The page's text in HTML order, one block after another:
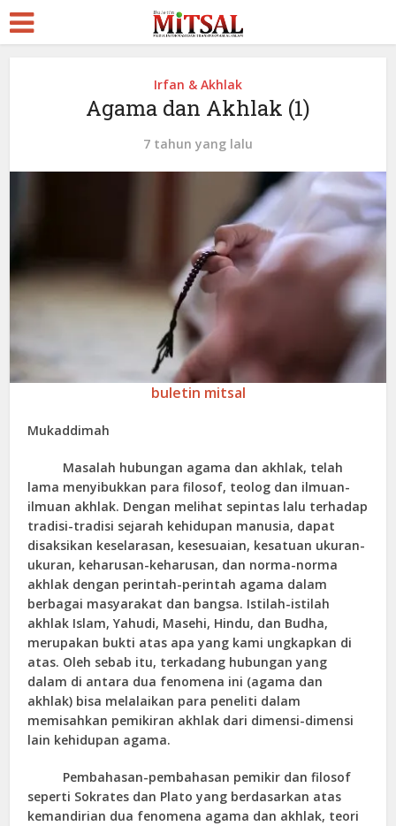
Irfan & Akhlak
Agama dan Akhlak (1)
7 tahun yang lalu
buletin mitsal
Mukaddimah
Masalah hubungan agama dan akhlak, telah
lama menyibukkan para filosof, teolog dan ilmuan-
ilmuan akhlak. Dengan melihat sepintas lalu terhadap
tradisi-tradisi sejarah kehidupan manusia, dapat
disaksikan keselarasan, kesesuaian, kesatuan ukuran-
ukuran, keharusan-keharusan, dan norma-norma
akhlak dengan perintah-perintah agama dalam
berbagai masyarakat dan bangsa. Istilah-istilah
akhlak Islam, Yahudi, Masehi, Hindu, dan Budha,
merupakan bukti atas apa yang kami ungkapkan di
atas. Oleh sebab itu, terkadang hubungan yang
dalam di antara dua fenomena ini (agama dan
akhlak) bisa melalaikan para peneliti dalam
memisahkan pemikiran akhlak dari dimensi-dimensi
lain kehidupan agama.
Pembahasan-pembahasan pemikir dan filosof
seperti Sokrates dan Plato yang berdasarkan atas
kemandirian dua fenomena agama dan akhlak, teori